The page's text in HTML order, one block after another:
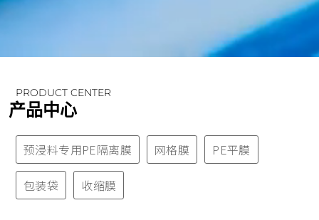
PRODUCT CENTER
产品中心
预浸料专用PE隔离膜 网格膜 PE平膜
包装袋 收缩膜